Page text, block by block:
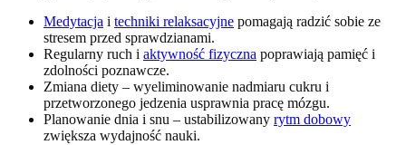
Medytacja i techniki relaksacyjne pomagają radzić sobie ze
stresem przed sprawdzianami.
Regularny ruch i aktywność fizyczna poprawiają pamięć i
zdolności poznawcze.
Zmiana diety – wyeliminowanie nadmiaru cukru i
przetworzonego jedzenia usprawnia pracę mózgu.
Planowanie dnia i snu – ustabilizowany rytm dobowy
zwiększa wydajność nauki.